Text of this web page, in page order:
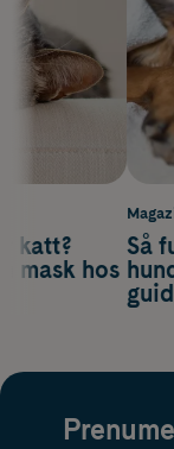
katt?
mask hos
Så